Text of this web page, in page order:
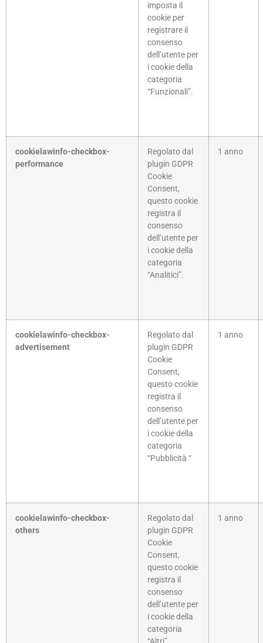
imposta il
cookie per
registrare il
consenso
dell’utente per
i cookie della
categoria
“Funzionali”.
cookielawinfo-checkbox-
performance
Regolato dal
plugin GDPR
Cookie
Consent,
questo cookie
registra il
consenso
dell’utente per
i cookie della
categoria
“Analitici”.
1 anno
cookielawinfo-checkbox-
advertisement
Regolato dal
plugin GDPR
Cookie
Consent,
questo cookie
registra il
consenso
dell’utente per
i cookie della
categoria
“Pubblicità “
1 anno
cookielawinfo-checkbox-
others
Regolato dal
plugin GDPR
Cookie
Consent,
questo cookie
registra il
consenso
dell’utente per
i cookie della
categoria
1 anno